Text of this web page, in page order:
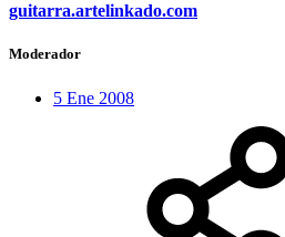
guitarra.artelinkado.com
Moderador
5 Ene 2008